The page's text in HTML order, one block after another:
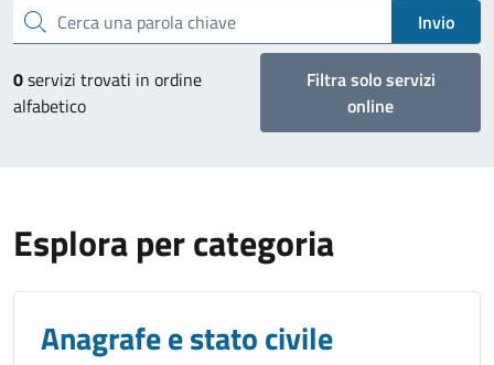
Cerca una parola chiave Invio
0servizi trovati in ordine
alfabetico
Filtra solo servizi
online
Esplora per categoria
Anagrafe e stato civile